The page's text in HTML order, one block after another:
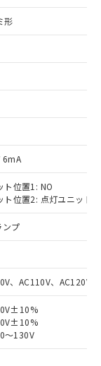
形
6mA
ト位置1: NO
ト位置2: 点灯ユニット
ンプ
、AC110V、AC120V
～130V
質）の
品で